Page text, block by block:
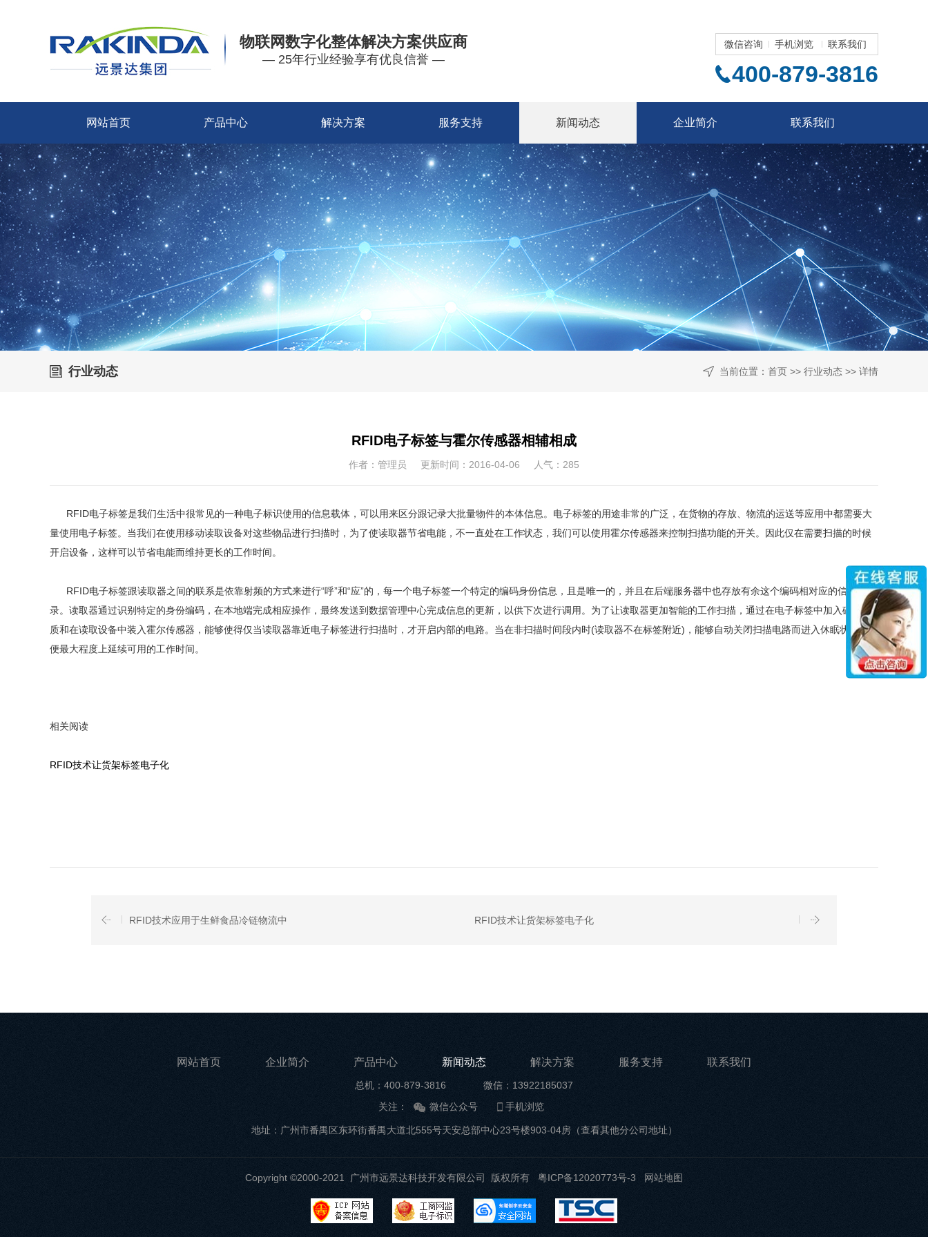
物联网数字化整体解决方案供应商
— 25年行业经验享有优良信誉 —
微信咨询 手机浏览 联系我们
400-879-3816
网站首页 产品中心 解决方案 服务支持 新闻动态 企业简介 联系我们
行业动态 当前位置： 首页 >> 行业动态 >> 详情
RFID电子标签与霍尔传感器相辅相成
作者：管理员 更新时间：2016-04-06 人气： 285
RFID电子标签是我们生活中很常见的一种电子标识使用的信息载体，可以用来区分跟记录大批量物件的本体信息。电子标签的用途非常的广泛，在货物的存放、物流的运送等应用中都需要大
量使用电子标签。当我们在使用移动读取设备对这些物品进行扫描时，为了使读取器节省电能，不一直处在工作状态，我们可以使用霍尔传感器来控制扫描功能的开关。因此仅在需要扫描的时候
开启设备，这样可以节省电能而维持更长的工作时间。
RFID电子标签跟读取器之间的联系是依靠射频的方式来进行“呼”和“应”的，每一个电子标签一个特定的编码身份信息，且是唯一的，并且在后端服务器中也存放有余这个编码相对应的信息记
录。读取器通过识别特定的身份编码，在本地端完成相应操作，最终发送到数据管理中心完成信息的更新，以供下次进行调用。为了让读取器更加智能的工作扫描，通过在电子标签中加入磁性物
质和在读取设备中装入霍尔传感器，能够使得仅当读取器靠近电子标签进行扫描时，才开启内部的电路。当在非扫描时间段内时(读取器不在标签附近)，能够自动关闭扫描电路而进入休眠状态，以
便最大程度上延续可用的工作时间。
相关阅读
RFID技术让货架标签电子化
RFID技术应用于生鲜食品冷链物流中 RFID技术让货架标签电子化
网站首页 企业简介 产品中心 新闻动态 解决方案 服务支持 联系我们
总机：400-879-3816
微信：13922185037
关注：
微信公众号 手机浏览
地址：广州市番禺区东环街番禺大道北555号天安总部中心23号楼903-04房（查看其他分公司地址）
Copyright ©2000-2021 广州市远景达科技开发有限公司 版权所有 粤ICP备12020773号-3 网站地图